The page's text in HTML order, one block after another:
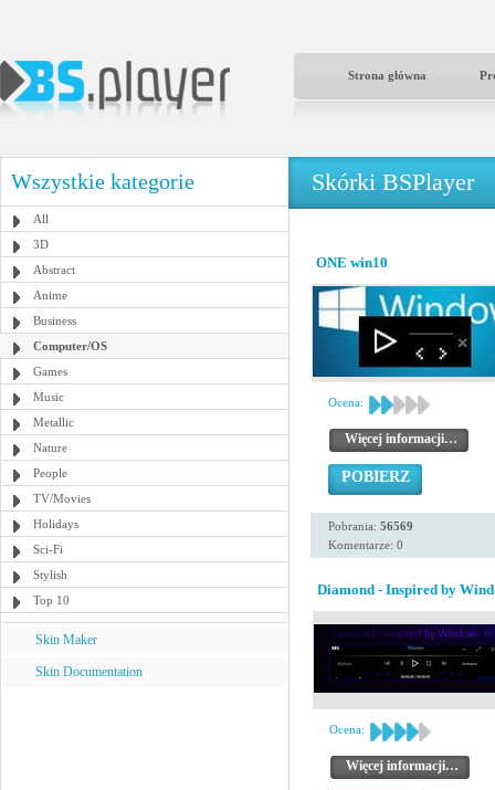
Strona główna
Wszystkie kategorie
All
3D
Abstract
Anime
Business
Computer/OS
Games
Music
Metallic
Nature
People
TV/Movies
Holidays
Sci-Fi
Stylish
Top 10
Skin Maker
Skin Documentation
Skórki BSPlayer
ONE win10
Ocena:
Więcej informacji…
POBIERZ
Pobrania: 56569
Komentarze: 0
Diamond - Inspired by
Ocena:
Więcej informacji…